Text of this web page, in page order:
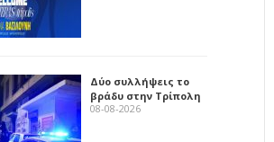
Δύο συλλήψεις το
βράδυ στην Τρίπολη
08-08-2026